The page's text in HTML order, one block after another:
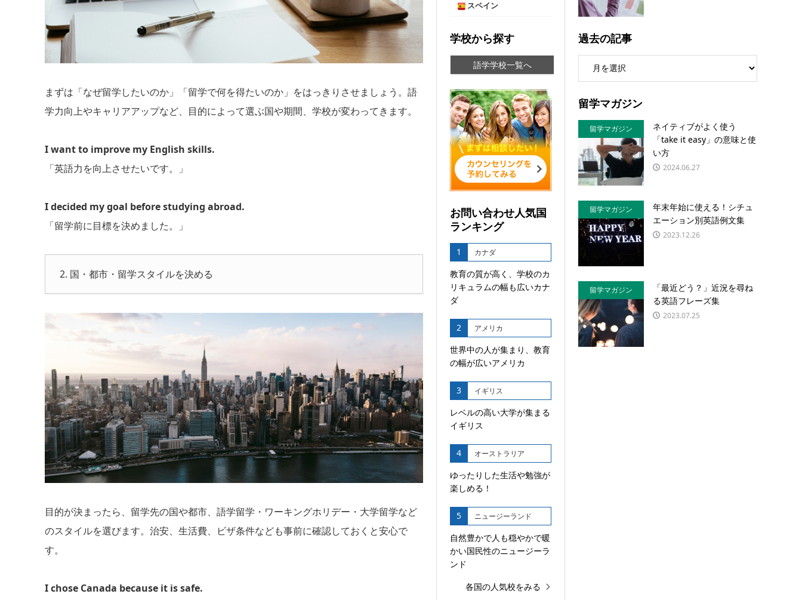
まずは「なぜ留学したいのか」「留学で何を得たいのか」をはっきりさせましょう。語
学力向上やキャリアアップなど、目的によって選ぶ国や期間、学校が変わってきます。
I want to improve my English skills.
「英語力を向上させたいです。」
I decided my goal before studying abroad.
「留学前に目標を決めました。」
2. 国・都市・留学スタイルを決める
目的が決まったら、留学先の国や都市、語学留学・ワーキングホリデー・大学留学など
のスタイルを選びます。治安、生活費、ビザ条件なども事前に確認しておくと安心で
す。
I chose Canada because it is safe.
スペイン
学校から探す
語学学校一覧へ
お問い合わせ人気国
ランキング
1 カナダ
教育の質が高く、学校のカ
リキュラムの幅も広いカナ
ダ
2 アメリカ
世界中の人が集まり、教育
の幅が広いアメリカ
3 イギリス
レベルの高い大学が集まる
イギリス
4 オーストラリア
ゆったりした生活や勉強が
楽しめる！
5 ニュージーランド
自然豊かで人も穏やかで暖
かい国民性のニュージーラ
ンド
各国の人気校をみる
過去の記事
留学マガジン
留学マガジン
ネイティブがよく使う
「take it easy」の意味と使
い方
2024.06.27
留学マガジン
年末年始に使える！シチュ
エーション別英語例文集
2023.12.26
留学マガジン
「最近どう？」近況を尋ね
る英語フレーズ集
2023.07.25